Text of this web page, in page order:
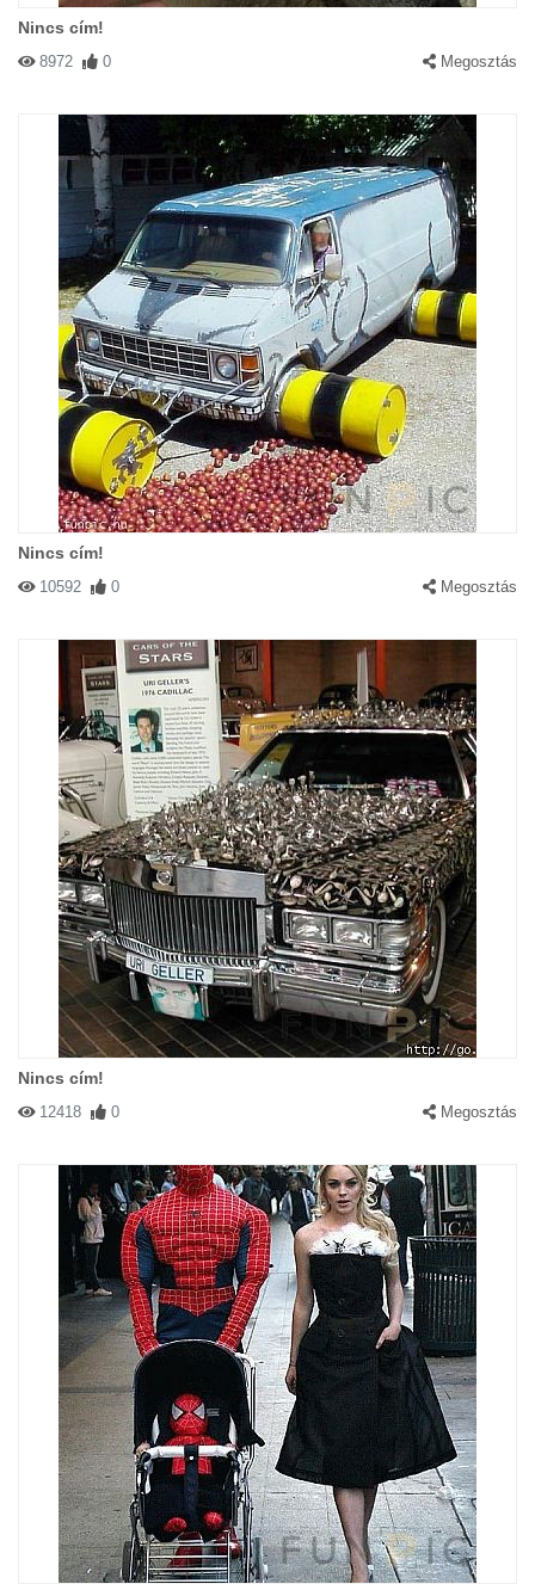
Nincs cím!
8972 0 Megosztás
Nincs cím!
10592 0 Megosztás
Nincs cím!
12418 0 Megosztás